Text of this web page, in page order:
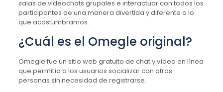
salas de videochats grupales e interactuar con todos los
participantes de una manera divertida y diferente a lo
que acostumbramos.
¿Cuál es el Omegle original?
Omegle fue un sitio web gratuito de chat y vídeo en línea
que permitía a los usuarios socializar con otras
personas sin necesidad de registrarse.